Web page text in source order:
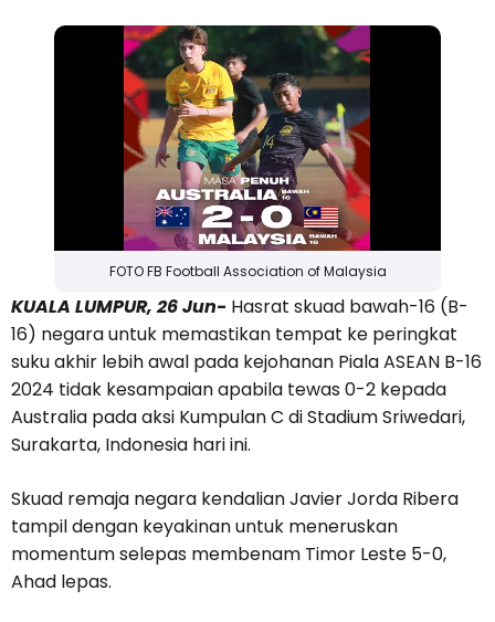
FOTO FB Football Association of Malaysia
KUALA LUMPUR, 26 Jun- Hasrat skuad bawah-16 (B-
16) negara untuk memastikan tempat ke peringkat
suku akhir lebih awal pada kejohanan Piala ASEAN B-16
2024 tidak kesampaian apabila tewas 0-2 kepada
Australia pada aksi Kumpulan C di Stadium Sriwedari,
Surakarta, Indonesia hari ini.
Skuad remaja negara kendalian Javier Jorda Ribera
tampil dengan keyakinan untuk meneruskan
momentum selepas membenam Timor Leste 5-0,
Ahad lepas.